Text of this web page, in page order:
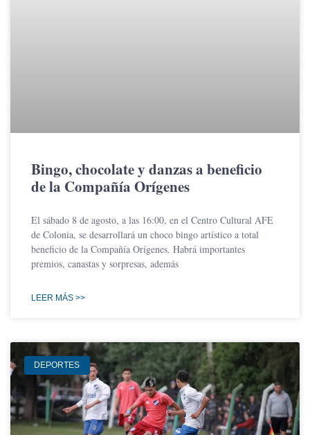
Bingo, chocolate y danzas a beneficio
de la Compañía Orígenes
El sábado 8 de agosto, a las 16:00, en el Centro Cultural AFE
de Colonia, se desarrollará un choco bingo artístico a total
beneficio de la Compañía Orígenes. Habrá importantes
premios, canastas y sorpresas, además
LEER MÁS >>
DEPORTES